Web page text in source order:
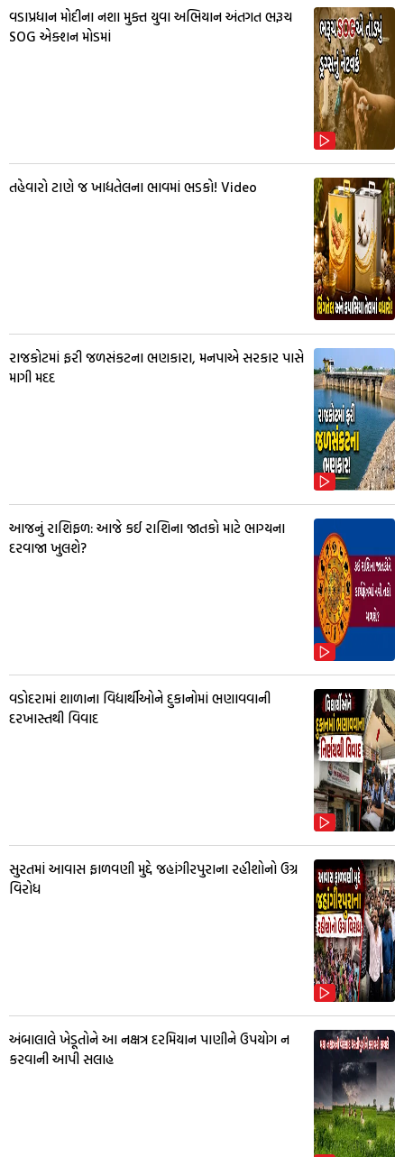
વડાપ્રધાન મોદીના નશા મુક્ત યુવા અભિયાન અંતગત ભરૂચ
SOG એક્શન મોડમાં
તહેવારો ટાણે જ ખાદ્યતેલના ભાવમાં ભડકો! Video
રાજકોટમાં ફરી જળસંકટના ભણકારા, મનપાએ સરકાર પાસે
માગી મદદ
આજનું રાશિફળ: આજે કઈ રાશિના જાતકો માટે ભાગ્યના
દરવાજા ખુલશે?
વડોદરામાં શાળાના વિદ્યાર્થીઓને દુકાનોમાં ભણાવવાની
દરખાસ્તથી વિવાદ
સુરતમાં આવાસ ફાળવણી મુદ્દે જહાંગીરપુરાના રહીશોનો ઉગ્ર
વિરોધ
અંબાલાલે ખેડૂતોને આ નક્ષત્ર દરમિયાન પાણીને ઉપયોગ ન
કરવાની આપી સલાહ